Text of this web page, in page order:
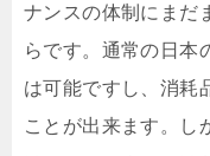
ナンスの体制にまだ
らです。通常の日本
は可能ですし、消耗
ことが出来ます。し